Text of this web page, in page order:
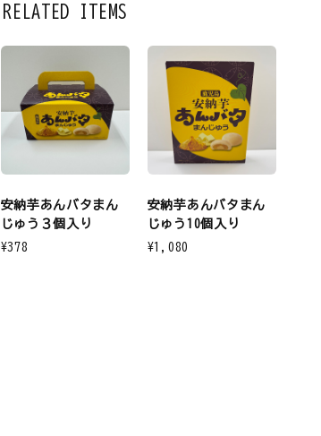
RELATED ITEMS
安納芋あんバタまん
じゅう３個入り
¥378
安納芋あんバタまん
じゅう10個入り
¥1,080